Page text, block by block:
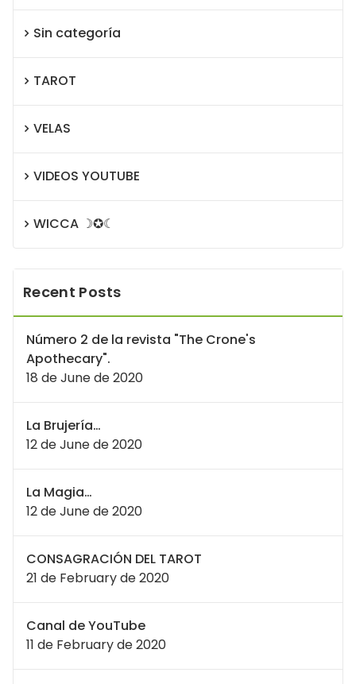
Sin categoría
TAROT
VELAS
VIDEOS YOUTUBE
WICCA ☽✪☾
Recent Posts
Número 2 de la revista "The Crone's
Apothecary".
18 de June de 2020
La Brujería…
12 de June de 2020
La Magia…
12 de June de 2020
CONSAGRACIÓN DEL TAROT
21 de February de 2020
Canal de YouTube
11 de February de 2020